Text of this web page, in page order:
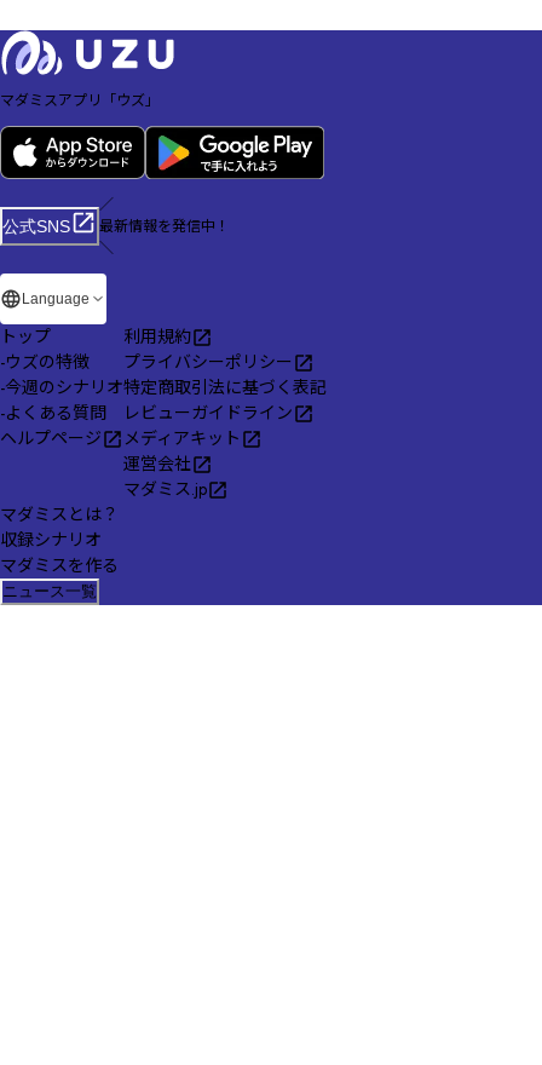
マダミスアプリ「ウズ」
公式SNS
／
最新情報を発信中！
＼
Language
トップ
-ウズの特徴
-今週のシナリオ
-よくある質問
ヘルプページ
利用規約
プライバシーポリシー
特定商取引法に基づく表記
レビューガイドライン
メディアキット
運営会社
マダミス.jp
マダミスとは？
収録シナリオ
マダミスを作る
ニュース一覧